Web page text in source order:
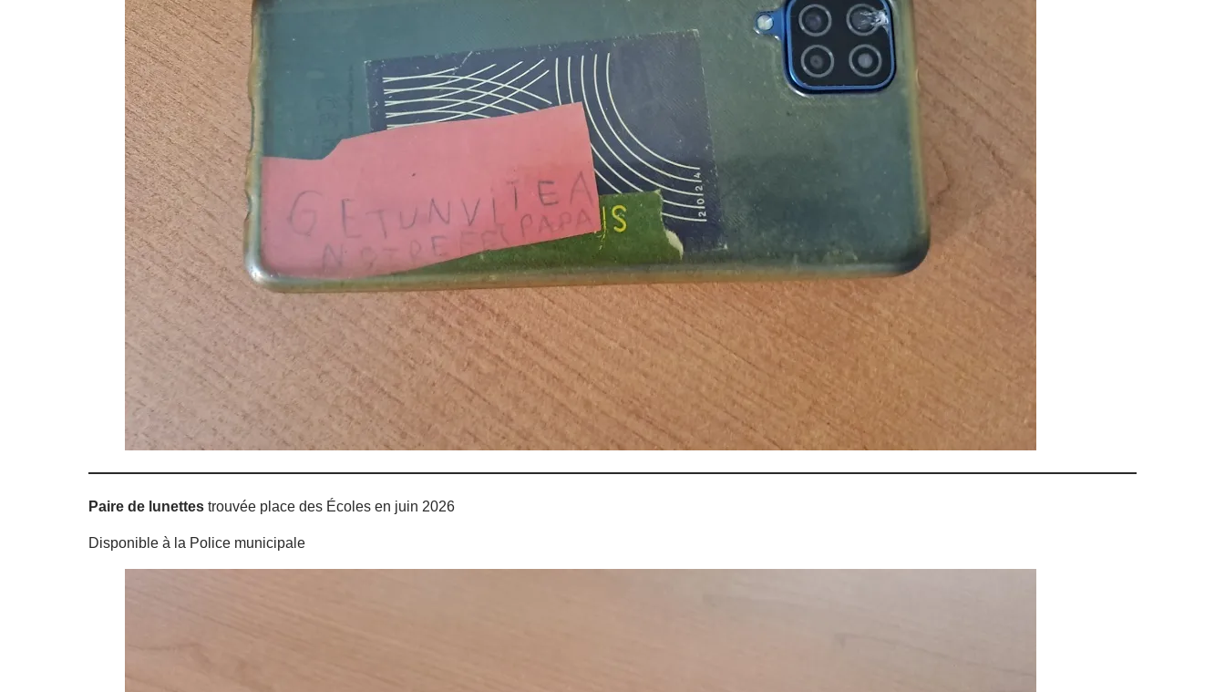
Paire de lunettes trouvée place des Écoles en juin 2026
Disponible à la Police municipale